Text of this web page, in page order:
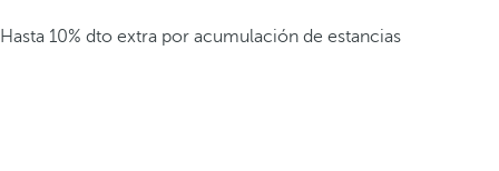
Hasta 10% dto extra por acumulación de estancias